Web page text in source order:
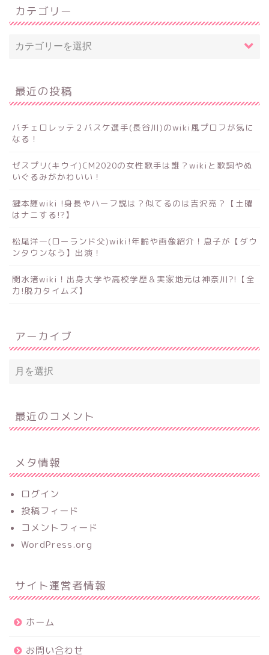
カテゴリー
最近の投稿
バチェロレッテ２バスケ選手(長谷川)のwiki風プロフが気に
なる！
ゼスプリ(キウイ)CM2020の女性歌手は誰？wikiと歌詞やぬ
いぐるみがかわいい！
鍵本輝wiki !身長やハーフ説は？似てるのは吉沢亮？【土曜
はナニする!?】
松尾洋一(ローランド父)wiki!年齢や画像紹介！息子が【ダウ
ンタウンなう】出演！
関水渚wiki！出身大学や高校学歴＆実家地元は神奈川?!【全
力!脱力タイムズ】
アーカイブ
最近のコメント
メタ情報
ログイン
投稿フィード
コメントフィード
WordPress.org
サイト運営者情報
ホーム
お問い合わせ